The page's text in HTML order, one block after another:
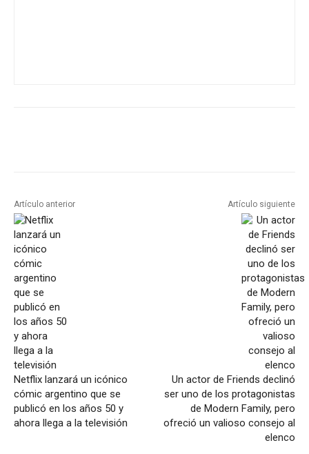
Artículo anterior
Netflix lanzará un icónico
cómic argentino que se
publicó en los años 50 y
ahora llega a la televisión
Artículo siguiente
Un actor de Friends declinó
ser uno de los protagonistas
de Modern Family, pero
ofreció un valioso consejo al
elenco